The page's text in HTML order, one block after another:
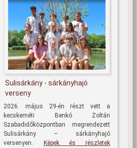
Sulisárkány - sárkányhajó
verseny
2026. május 29-én részt vett a
kecskeméti Benkó Zoltán
Szabadidőközpontban megrendezett
Sulisárkány – sárkányhajó
versenyen.
Képek és részletek